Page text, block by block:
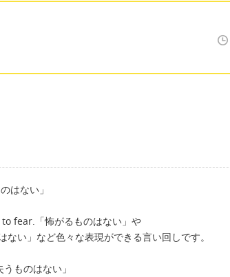
はない」
fear.「怖がるものはない」や
い」など色々な表現ができる言い回しです。
ものはない」